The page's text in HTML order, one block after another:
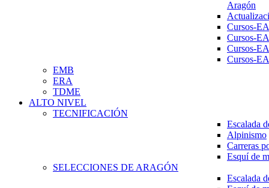
Aragón
Cursos-
Cursos-
Cursos-
Cursos-
EMB
ERA
TDME
ALTO NIVEL
TECNIFICACIÓN
Escalada
Alpinismo
Carreras
Esquí de
SELECCIONES DE ARAGÓN
Escalada